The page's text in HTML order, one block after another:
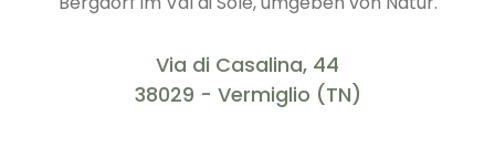
Bergdorf im Val di Sole, umgeben von Natur.
Via di Casalina, 44
38029 - Vermiglio (TN)